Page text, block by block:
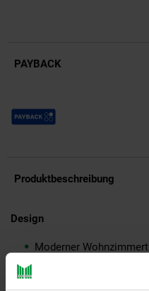
PAYBACK
Payback Punkte
Produktbeschreibung
Design
Moderner